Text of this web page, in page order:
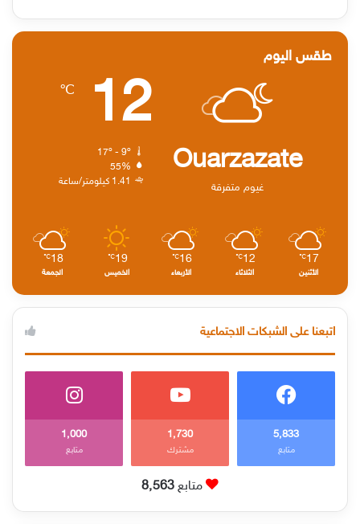
طقس اليوم
Ouarzazate
غيوم متفرقة
12
℃
17º - 9º
55%
1.41 كيلومتر/ساعة
17
℃
الأثنين
12
℃
الثلاثاء
16
℃
الأربعاء
19
℃
الخميس
18
℃
الجمعة
اتبعنا على الشبكات الاجتماعية
5٬833
متابع
1٬730
مشترك
1٬000
متابع
متابع 8٬563